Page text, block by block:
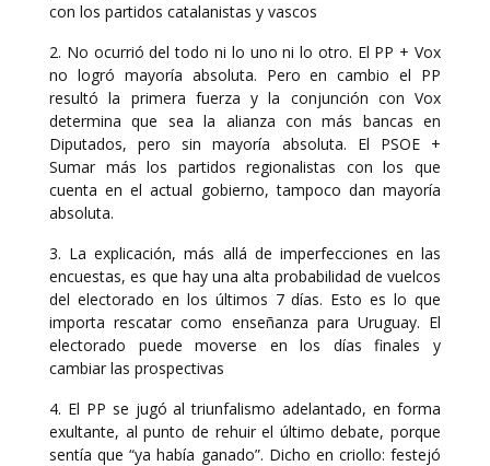
con los partidos catalanistas y vascos
2. No ocurrió del todo ni lo uno ni lo otro. El PP + Vox
no logró mayoría absoluta. Pero en cambio el PP
resultó la primera fuerza y la conjunción con Vox
determina que sea la alianza con más bancas en
Diputados, pero sin mayoría absoluta. El PSOE +
Sumar más los partidos regionalistas con los que
cuenta en el actual gobierno, tampoco dan mayoría
absoluta.
3. La explicación, más allá de imperfecciones en las
encuestas, es que hay una alta probabilidad de vuelcos
del electorado en los últimos 7 días. Esto es lo que
importa rescatar como enseñanza para Uruguay. El
electorado puede moverse en los días finales y
cambiar las prospectivas
4. El PP se jugó al triunfalismo adelantado, en forma
exultante, al punto de rehuir el último debate, porque
sentía que “ya había ganado”. Dicho en criollo: festejó